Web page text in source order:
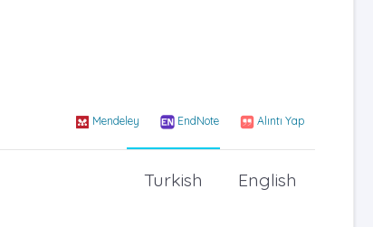
Mendeley EndNote Alıntı Yap
English
Turkish